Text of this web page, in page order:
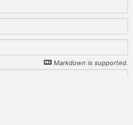
Markdown is supported.